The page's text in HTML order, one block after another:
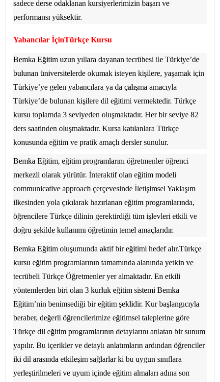
sadece derse odaklanan kursiyerlerimizin başarı ve
performansı yüksektir.
Yabancılar İçinTürkçe Kursu
Bemka Eğitim uzun yıllara dayanan tecrübesi ile Türkiye’de
bulunan üniversitelerde okumak isteyen kişilere, yaşamak için
Türkiye’ye gelen yabancılara ya da çalışma amacıyla
Türkiye’de bulunan kişilere dil eğitimi vermektedir. Türkçe
kursu toplamda 3 seviyeden oluşmaktadır. Her bir seviye 82
ders saatinden oluşmaktadır. Kursa katılanlara Türkçe
konusunda eğitim ve pratik amaçlı dersler sunulur.
Bemka Eğitim, eğitim programlarını öğretmenler öğrenci
merkezli olarak yürütür. İnteraktif olan eğitim modeli
communicative approach çerçevesinde İletişimsel Yaklaşım
ilkesinden yola çıkılarak hazırlanan eğitim programlarında,
öğrencilere Türkçe dilinin gerektirdiği tüm işlevleri etkili ve
doğru şekilde kullanımı öğretimin temel amaçlarıdır.
Bemka Eğitimoluşumunda aktif bir eğitimi hedef alır.Türkçe
kursu eğitim programlarının tamamında alanında yetkin ve
tecrübeli Türkçe Öğretmenler yer almaktadır. En etkili
yöntemlerden biri olan 3 kurluk eğitim sistemiBemka
Eğitim’nin benimsediği bir eğitim şeklidir. Kur başlangıcıyla
beraber, değerli öğrencilerimize eğitimsel taleplerine göre
Türkçe dil eğitim programlarının detaylarını anlatan bir sunum
yapılır. Bu içerikler ve detaylı anlatımların ardından öğrenciler
iki dil arasında etkileşim sağlarlar ki bu uygun sınıflara
yerleştirilmeleri ve uyum içinde eğitim almaları adına son